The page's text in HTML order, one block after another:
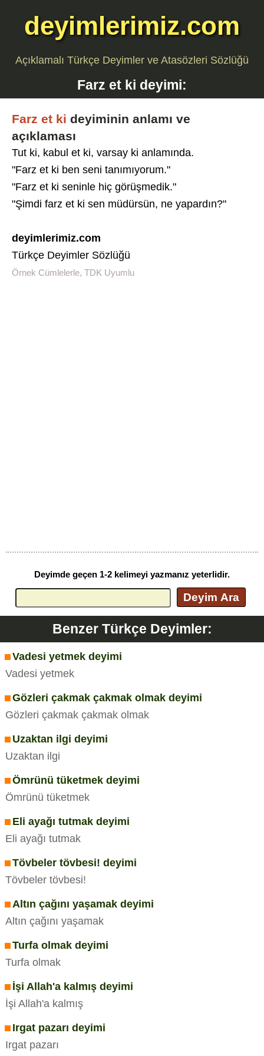
deyimlerimiz.com
Açıklamalı Türkçe Deyimler ve Atasözleri Sözlüğü
Farz et ki deyimi:
Farz et ki deyiminin anlamı ve
açıklaması
Tut ki, kabul et ki, varsay ki anlamında.
"Farz et ki ben seni tanımıyorum."
"Farz et ki seninle hiç görüşmedik."
"Şimdi farz et ki sen müdürsün, ne yapardın?"
deyimlerimiz.com
Türkçe Deyimler Sözlüğü
Örnek Cümlelerle, TDK Uyumlu
Deyimde geçen 1-2 kelimeyi yazmanız yeterlidir.
Deyim Ara
Benzer Türkçe Deyimler:
Vadesi yetmek deyimi
Vadesi yetmek
Gözleri çakmak çakmak olmak deyimi
Gözleri çakmak çakmak olmak
Uzaktan ilgi deyimi
Uzaktan ilgi
Ömrünü tüketmek deyimi
Ömrünü tüketmek
Eli ayağı tutmak deyimi
Eli ayağı tutmak
Tövbeler tövbesi! deyimi
Tövbeler tövbesi!
Altın çağını yaşamak deyimi
Altın çağını yaşamak
Turfa olmak deyimi
Turfa olmak
İşi Allah'a kalmış deyimi
İşi Allah'a kalmış
Irgat pazarı deyimi
Irgat pazarı